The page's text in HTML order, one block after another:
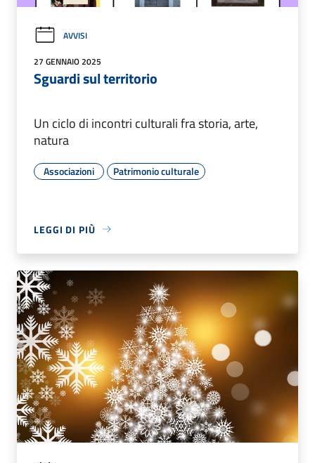
AVVISI
27 GENNAIO 2025
Sguardi sul territorio
Un ciclo di incontri culturali fra storia, arte,
natura
Associazioni Patrimonio culturale
LEGGI DI PIÙ